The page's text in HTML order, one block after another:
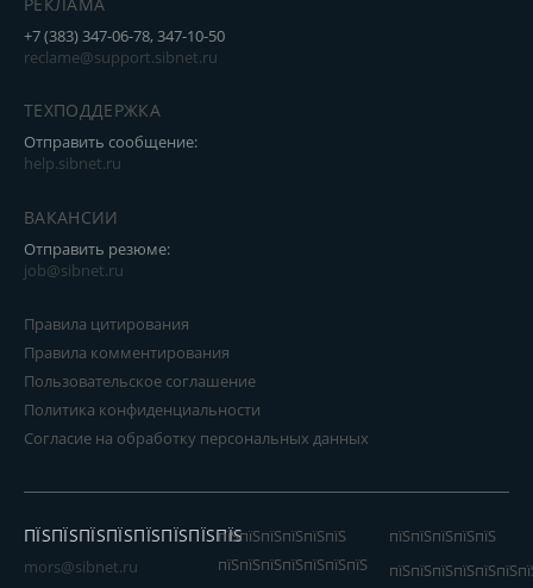
РЕКЛАМА
+7 (383) 347-06-78, 347-10-50
reclame@support.sibnet.ru
ТЕХПОДДЕРЖКА
Отправить сообщение:
help.sibnet.ru
ВАКАНСИИ
Отправить резюме:
job@sibnet.ru
Правила цитирования
Правила комментирования
Пользовательское соглашение
Политика конфиденциальности
Согласие на обработку персональных данных
ПЇЅПЇЅПЇЅПЇЅПЇЅПЇЅПЇЅПЇЅ
mors@sibnet.ru
пїЅпїЅпїЅпїЅпїЅпїЅ
пїЅпїЅпїЅпїЅпїЅпїЅпїЅ
пїЅпїЅпїЅпїЅпїЅ